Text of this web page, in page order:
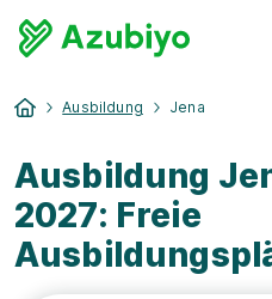
Ausbildung Jena
Ausbildung
2027: Freie